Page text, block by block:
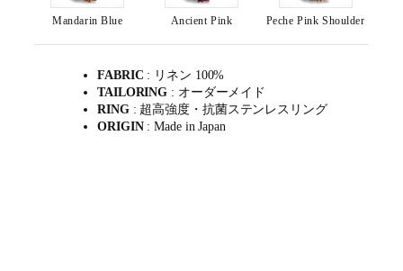
Mandarin Blue Ancient Pink Peche Pink Shoulder
FABRIC : リネン 100%
TAILORING : オーダーメイド
RING: 超高強度・抗菌ステンレスリング
ORIGIN: Made in Japan